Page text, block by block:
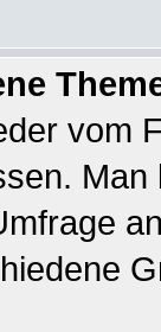
vom